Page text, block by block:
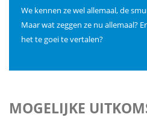
We kennen ze wel allemaal, de
Maar wat zeggen ze nu allemaal?
het te goei te vertalen?
MOGELIJKE